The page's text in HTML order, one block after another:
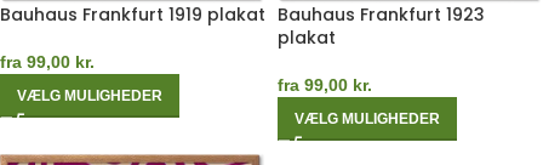
Bauhaus Frankfurt 1919 plakat
fra 99,00 kr.
VÆLG MULIGHEDER
Bauhaus Frankfurt 1923
plakat
fra 99,00 kr.
VÆLG MULIGHEDER